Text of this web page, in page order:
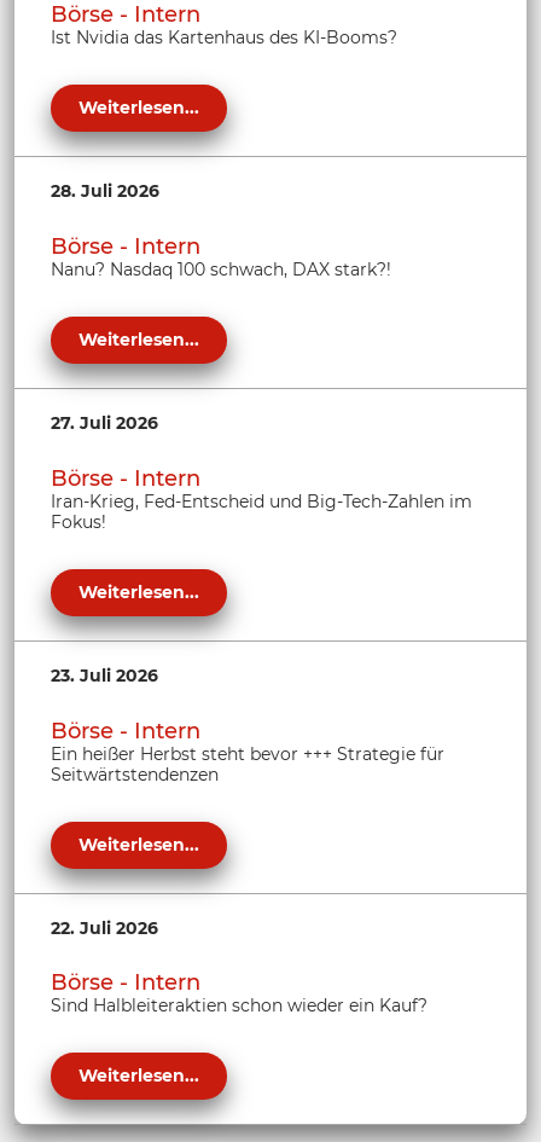
Börse - Intern
Ist Nvidia das Kartenhaus des KI-Booms?
Weiterlesen...
28. Juli 2026
Börse - Intern
Nanu? Nasdaq 100 schwach, DAX stark?!
Weiterlesen...
27. Juli 2026
Börse - Intern
Iran-Krieg, Fed-Entscheid und Big-Tech-Zahlen im
Fokus!
Weiterlesen...
23. Juli 2026
Börse - Intern
Ein heißer Herbst steht bevor +++ Strategie für
Seitwärtstendenzen
Weiterlesen...
22. Juli 2026
Börse - Intern
Sind Halbleiteraktien schon wieder ein Kauf?
Weiterlesen...